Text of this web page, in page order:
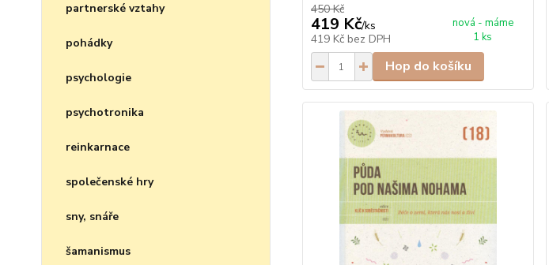
partnerské vztahy
pohádky
psychologie
psychotronika
reinkarnace
společenské hry
sny, snáře
šamanismus
450 Kč
419 Kč/ks
419 Kč bez DPH
nová - máme
1 ks
Hop do košíku